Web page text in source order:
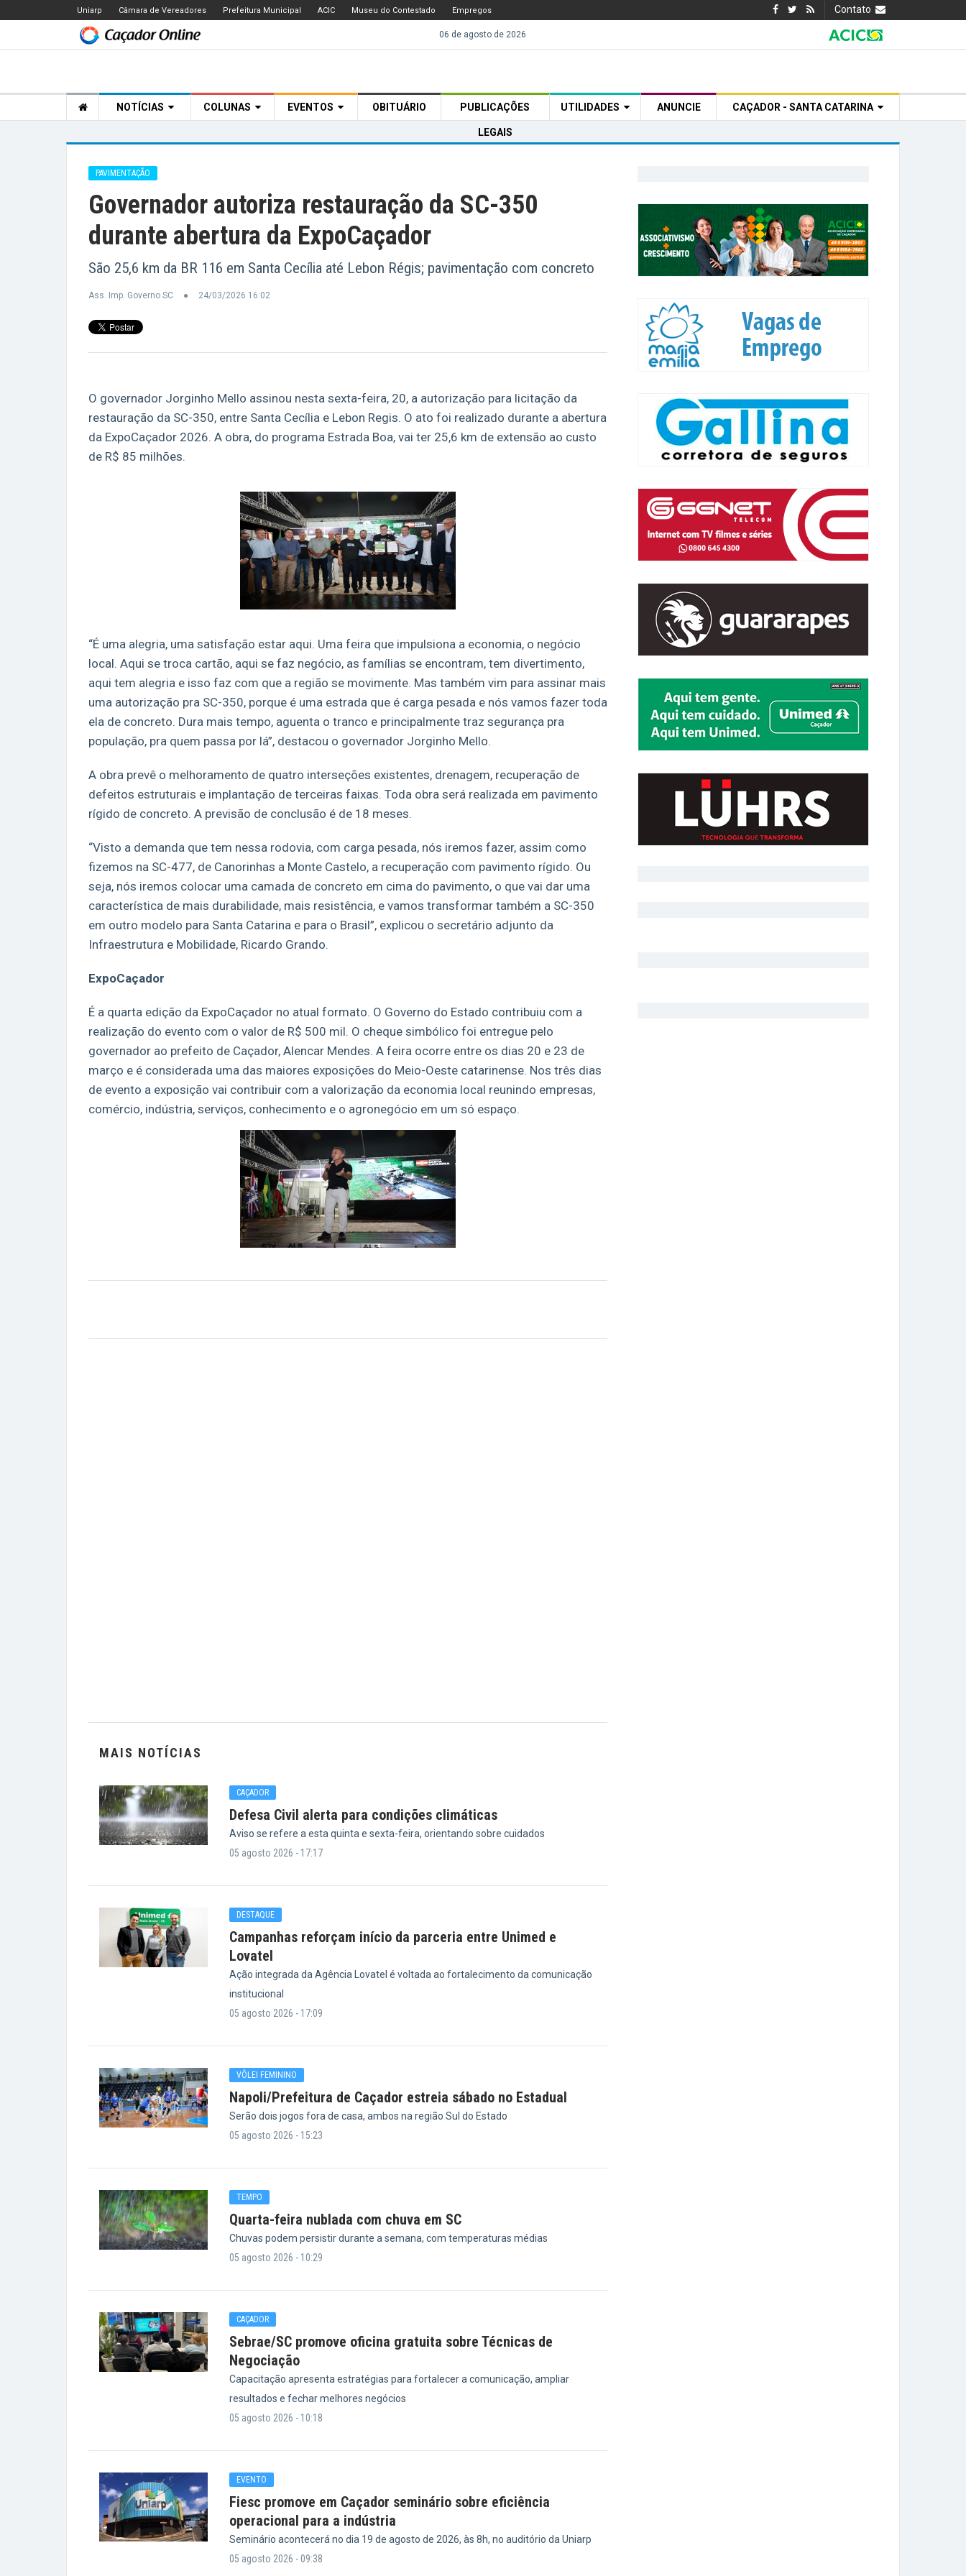
Uniarp Câmara de Vereadores Prefeitura Municipal ACIC Museu do Contestado Empregos Contato
06 de agosto de 2026
NOTÍCIAS COLUNAS EVENTOS OBITUÁRIO PUBLICAÇÕES
LEGAIS
UTILIDADES ANUNCIE CAÇADOR - SANTA CATARINA
PAVIMENTAÇÃO
Governador autoriza restauração da SC-350
durante abertura da ExpoCaçador
São 25,6 km da BR 116 em Santa Cecília até Lebon Régis; pavimentação com concreto
Ass. Imp. Governo SC 24/03/2026 16:02
O governador Jorginho Mello assinou nesta sexta-feira, 20, a autorização para licitação da
restauração da SC-350, entre Santa Cecília e Lebon Regis. O ato foi realizado durante a abertura
da ExpoCaçador 2026. A obra, do programa Estrada Boa, vai ter 25,6 km de extensão ao custo
de R$ 85 milhões.
“É uma alegria, uma satisfação estar aqui. Uma feira que impulsiona a economia, o negócio
local. Aqui se troca cartão, aqui se faz negócio, as famílias se encontram, tem divertimento,
aqui tem alegria e isso faz com que a região se movimente. Mas também vim para assinar mais
uma autorização pra SC-350, porque é uma estrada que é carga pesada e nós vamos fazer toda
ela de concreto. Dura mais tempo, aguenta o tranco e principalmente traz segurança pra
população, pra quem passa por lá”, destacou o governador Jorginho Mello.
A obra prevê o melhoramento de quatro interseções existentes, drenagem, recuperação de
defeitos estruturais e implantação de terceiras faixas. Toda obra será realizada em pavimento
rígido de concreto. A previsão de conclusão é de 18 meses.
“Visto a demanda que tem nessa rodovia, com carga pesada, nós iremos fazer, assim como
fizemos na SC-477, de Canorinhas a Monte Castelo, a recuperação com pavimento rígido. Ou
seja, nós iremos colocar uma camada de concreto em cima do pavimento, o que vai dar uma
característica de mais durabilidade, mais resistência, e vamos transformar também a SC-350
em outro modelo para Santa Catarina e para o Brasil”, explicou o secretário adjunto da
Infraestrutura e Mobilidade, Ricardo Grando.
ExpoCaçador
É a quarta edição da ExpoCaçador no atual formato. O Governo do Estado contribuiu com a
realização do evento com o valor de R$ 500 mil. O cheque simbólico foi entregue pelo
governador ao prefeito de Caçador, Alencar Mendes. A feira ocorre entre os dias 20 e 23 de
março e é considerada uma das maiores exposições do Meio-Oeste catarinense. Nos três dias
de evento a exposição vai contribuir com a valorização da economia local reunindo empresas,
comércio, indústria, serviços, conhecimento e o agronegócio em um só espaço.
MAIS NOTÍCIAS
CAÇADOR
Defesa Civil alerta para condições climáticas
Aviso se refere a esta quinta e sexta-feira, orientando sobre cuidados
05 agosto 2026 - 17:17
DESTAQUE
Campanhas reforçam início da parceria entre Unimed e
Lovatel
Ação integrada da Agência Lovatel é voltada ao fortalecimento da comunicação
institucional
05 agosto 2026 - 17:09
VÔLEI FEMININO
Napoli/Prefeitura de Caçador estreia sábado no Estadual
Serão dois jogos fora de casa, ambos na região Sul do Estado
05 agosto 2026 - 15:23
TEMPO
Quarta-feira nublada com chuva em SC
Chuvas podem persistir durante a semana, com temperaturas médias
05 agosto 2026 - 10:29
CAÇADOR
Sebrae/SC promove oficina gratuita sobre Técnicas de
Negociação
Capacitação apresenta estratégias para fortalecer a comunicação, ampliar
resultados e fechar melhores negócios
05 agosto 2026 - 10:18
EVENTO
Fiesc promove em Caçador seminário sobre eficiência
operacional para a indústria
Seminário acontecerá no dia 19 de agosto de 2026, às 8h, no auditório da Uniarp
05 agosto 2026 - 09:38